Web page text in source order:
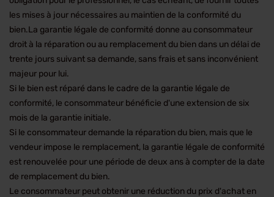
les mises à jour nécessaires au maintien de la conformité du
bien.La garantie légale de conformité donne au consommateur
droit à la réparation ou au remplacement du bien dans un délai de
trente jours suivant sa demande, sans frais et sans inconvénient
majeur pour lui.
Si le bien est réparé dans le cadre de la garantie légale de
conformité, le consommateur bénéficie d'une extension de six
mois de la garantie initiale.
Si le consommateur demande la réparation du bien, mais que le
vendeur impose le remplacement, la garantie légale de conformité
est renouvelée pour une période de deux ans à compter de la date
de remplacement du bien.
Le consommateur peut obtenir une réduction du prix d'achat en